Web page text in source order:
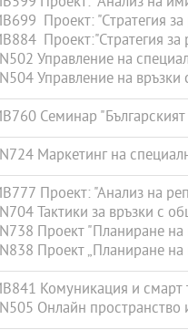
Проект: "Стратегия
Проект:"Стратегия за
Управление на
Управление на връзки
Семинар
Маркетинг на
Проект: "Анализ на
Тактики за връзки с
Проект "Планиране на
Проект „Планиране
Комуникация и смарт
Онлайн пространство